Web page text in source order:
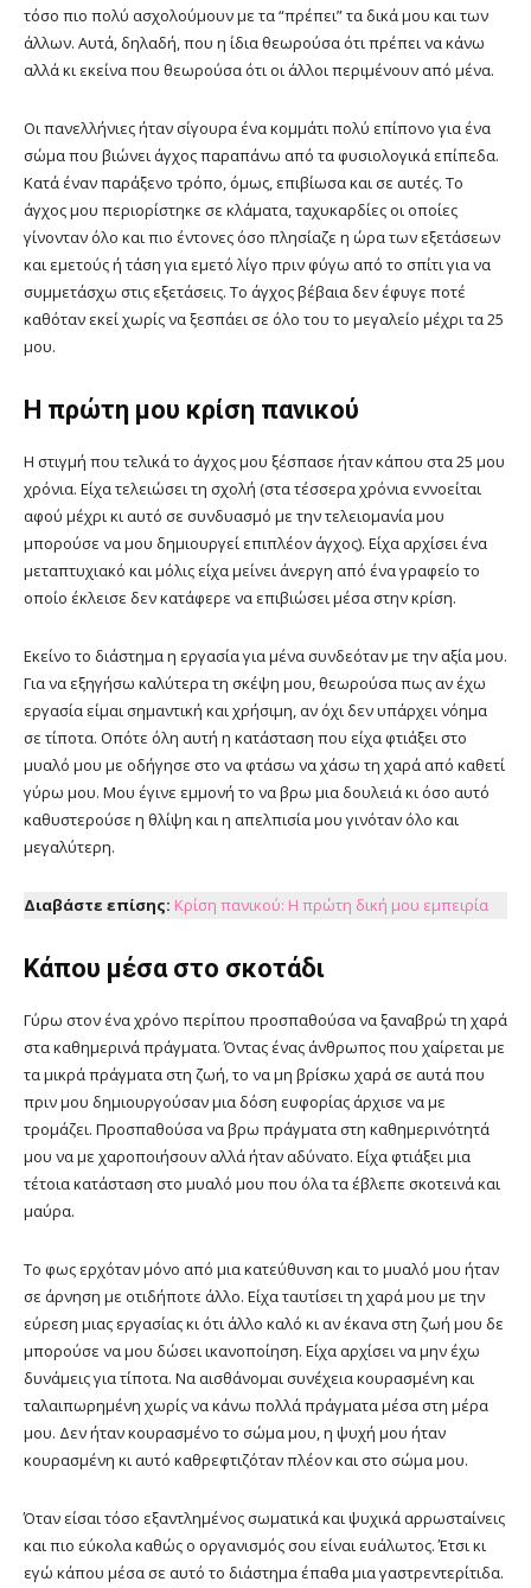
τόσο πιο πολύ ασχολούμουν με τα “πρέπει” τα δικά μου και των
άλλων. Αυτά, δηλαδή, που η ίδια θεωρούσα ότι πρέπει να κάνω
αλλά κι εκείνα που θεωρούσα ότι οι άλλοι περιμένουν από μένα.
Οι πανελλήνιες ήταν σίγουρα ένα κομμάτι πολύ επίπονο για ένα
σώμα που βιώνει άγχος παραπάνω από τα φυσιολογικά επίπεδα.
Κατά έναν παράξενο τρόπο, όμως, επιβίωσα και σε αυτές. Το
άγχος μου περιορίστηκε σε κλάματα, ταχυκαρδίες οι οποίες
γίνονταν όλο και πιο έντονες όσο πλησίαζε η ώρα των εξετάσεων
και εμετούς ή τάση για εμετό λίγο πριν φύγω από το σπίτι για να
συμμετάσχω στις εξετάσεις. Το άγχος βέβαια δεν έφυγε ποτέ
καθόταν εκεί χωρίς να ξεσπάει σε όλο του το μεγαλείο μέχρι τα 25
μου.
Η πρώτη μου κρίση πανικού
Η στιγμή που τελικά το άγχος μου ξέσπασε ήταν κάπου στα 25 μου
χρόνια. Είχα τελειώσει τη σχολή (στα τέσσερα χρόνια εννοείται
αφού μέχρι κι αυτό σε συνδυασμό με την τελειομανία μου
μπορούσε να μου δημιουργεί επιπλέον άγχος). Είχα αρχίσει ένα
μεταπτυχιακό και μόλις είχα μείνει άνεργη από ένα γραφείο το
οποίο έκλεισε δεν κατάφερε να επιβιώσει μέσα στην κρίση.
Εκείνο το διάστημα η εργασία για μένα συνδεόταν με την αξία μου.
Για να εξηγήσω καλύτερα τη σκέψη μου, θεωρούσα πως αν έχω
εργασία είμαι σημαντική και χρήσιμη, αν όχι δεν υπάρχει νόημα
σε τίποτα. Οπότε όλη αυτή η κατάσταση που είχα φτιάξει στο
μυαλό μου με οδήγησε στο να φτάσω να χάσω τη χαρά από καθετί
γύρω μου. Μου έγινε εμμονή το να βρω μια δουλειά κι όσο αυτό
καθυστερούσε η θλίψη και η απελπισία μου γινόταν όλο και
μεγαλύτερη.
Διαβάστε επίσης: Κρίση πανικού: Η πρώτη δική μου εμπειρία
Κάπου μέσα στο σκοτάδι
Γύρω στον ένα χρόνο περίπου προσπαθούσα να ξαναβρώ τη χαρά
στα καθημερινά πράγματα. Όντας ένας άνθρωπος που χαίρεται με
τα μικρά πράγματα στη ζωή, το να μη βρίσκω χαρά σε αυτά που
πριν μου δημιουργούσαν μια δόση ευφορίας άρχισε να με
τρομάζει. Προσπαθούσα να βρω πράγματα στη καθημερινότητά
μου να με χαροποιήσουν αλλά ήταν αδύνατο. Είχα φτιάξει μια
τέτοια κατάσταση στο μυαλό μου που όλα τα έβλεπε σκοτεινά και
μαύρα.
Το φως ερχόταν μόνο από μια κατεύθυνση και το μυαλό μου ήταν
σε άρνηση με οτιδήποτε άλλο. Είχα ταυτίσει τη χαρά μου με την
εύρεση μιας εργασίας κι ότι άλλο καλό κι αν έκανα στη ζωή μου δε
μπορούσε να μου δώσει ικανοποίηση. Είχα αρχίσει να μην έχω
δυνάμεις για τίποτα. Να αισθάνομαι συνέχεια κουρασμένη και
ταλαιπωρημένη χωρίς να κάνω πολλά πράγματα μέσα στη μέρα
μου. Δεν ήταν κουρασμένο το σώμα μου, η ψυχή μου ήταν
κουρασμένη κι αυτό καθρεφτιζόταν πλέον και στο σώμα μου.
Όταν είσαι τόσο εξαντλημένος σωματικά και ψυχικά αρρωσταίνεις
και πιο εύκολα καθώς ο οργανισμός σου είναι ευάλωτος. Έτσι κι
εγώ κάπου μέσα σε αυτό το διάστημα έπαθα μια γαστρεντερίτιδα.